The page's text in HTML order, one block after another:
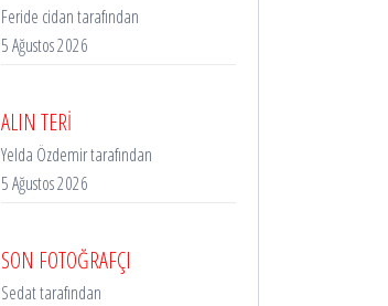
Feride cidan tarafından
5 Ağustos 2026
ALIN TERİ
Yelda Özdemir tarafından
5 Ağustos 2026
SON FOTOĞRAFÇI
Sedat tarafından